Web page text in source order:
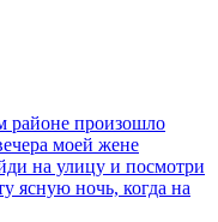
районе произошло
моей жене
на улицу и посмотри
ясную ночь, когда на